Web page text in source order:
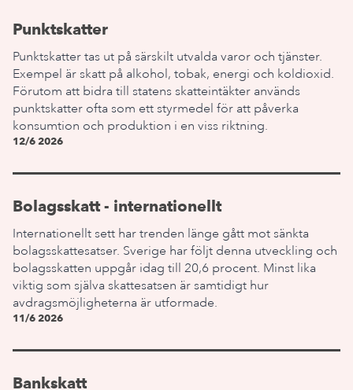
Punktskatter
Punktskatter tas ut på särskilt utvalda varor och tjänster.
Exempel är skatt på alkohol, tobak, energi och koldioxid.
Förutom att bidra till statens skatteintäkter används
punktskatter ofta som ett styrmedel för att påverka
konsumtion och produktion i en viss riktning.
12/6 2026
Bolagsskatt - internationellt
Internationellt sett har trenden länge gått mot sänkta
bolagsskattesatser. Sverige har följt denna utveckling och
bolagsskatten uppgår idag till 20,6 procent. Minst lika
viktig som själva skattesatsen är samtidigt hur
avdragsmöjligheterna är utformade.
11/6 2026
Bankskatt